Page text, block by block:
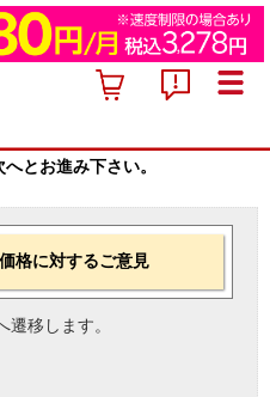
とお進み下さい。
格に対するご意見
遷移します。